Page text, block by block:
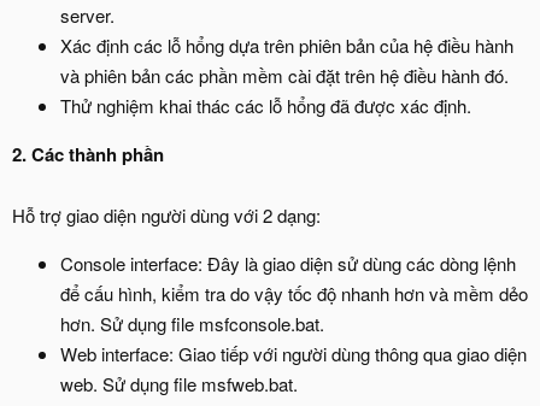
server.
Xác định các lỗ hổng dựa trên phiên bản của hệ điều hành
và phiên bản các phần mềm cài đặt trên hệ điều hành đó.
Thử nghiệm khai thác các lỗ hổng đã được xác định.
2. Các thành phần
Hỗ trợ giao diện người dùng với 2 dạng:
Console interface: Đây là giao diện sử dùng các dòng lệnh
để cấu hình, kiểm tra do vậy tốc độ nhanh hơn và mềm dẻo
hơn. Sử dụng file msfconsole.bat.
Web interface: Giao tiếp với người dùng thông qua giao diện
web. Sử dụng file msfweb.bat.